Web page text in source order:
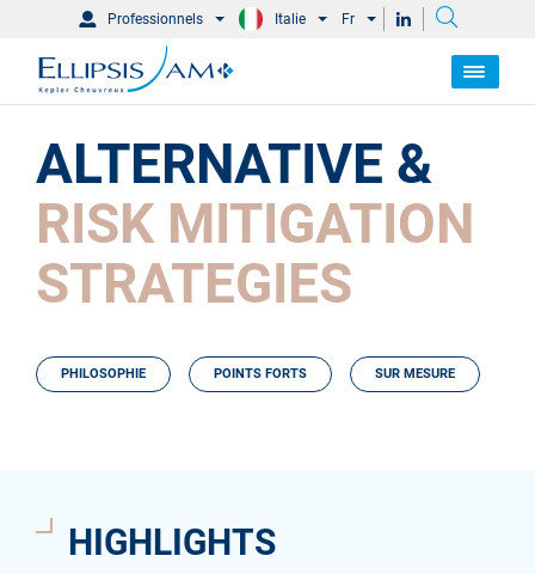
Professionnels Italie Fr
ALTERNATIVE &
RISK MITIGATION
STRATEGIES
PHILOSOPHIE POINTS FORTS SUR MESURE
HIGHLIGHTS